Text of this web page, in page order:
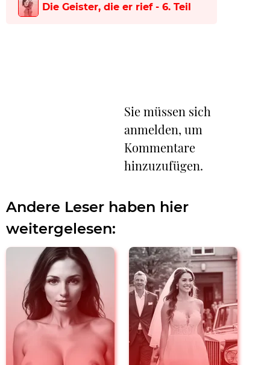
Die Geister, die er rief - 6. Teil
Sie müssen sich
anmelden, um
Kommentare
hinzuzufügen.
Andere Leser haben hier
weitergelesen: